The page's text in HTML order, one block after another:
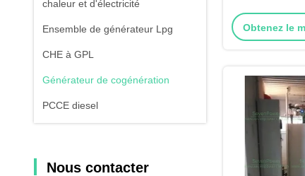
chaleur et d'électricité
Ensemble de générateur Lpg
CHE à GPL
Générateur de cogénération
PCCE diesel
Nous contacter
Obtenez le